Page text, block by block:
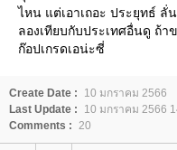
ไหน แต่เอาเถอะ ประยุทธ์ ลั่
ลองเทียบกับประเทศอื่นดู ถ้า
ก๊อปเกรดเอน่ะซี่
Create Date :
10 มกราคม 2566
Last Update :
10 มกราคม 2566
Comments : 20